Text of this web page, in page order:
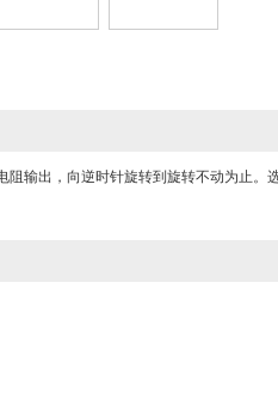
输出，向逆时针旋转到旋转不动为止。